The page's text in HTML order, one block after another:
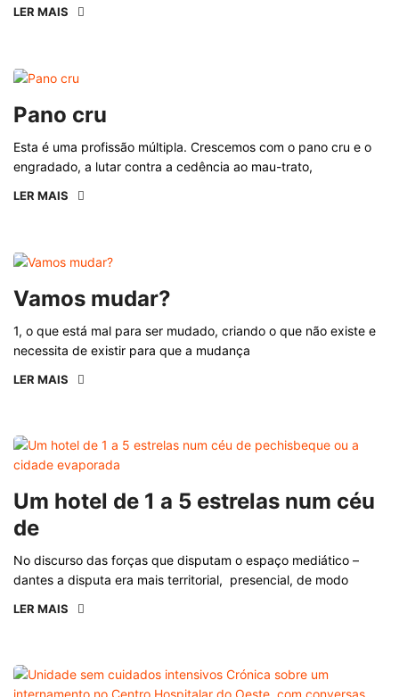
LER MAIS
Pano cru
Esta é uma profissão múltipla. Crescemos com o pano cru e o
engradado, a lutar contra a cedência ao mau-trato,
LER MAIS
Vamos mudar?
1, o que está mal para ser mudado, criando o que não existe e
necessita de existir para que a mudança
LER MAIS
Um hotel de 1 a 5 estrelas num céu
de
No discurso das forças que disputam o espaço mediático –
dantes a disputa era mais territorial, presencial, de modo
LER MAIS